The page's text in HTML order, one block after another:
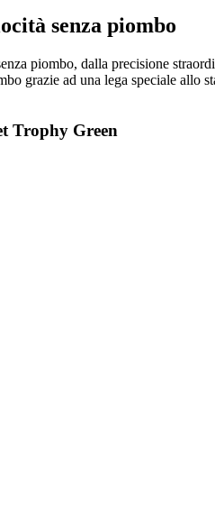
senza piombo
piombo, dalla precisione
grazie ad una lega speciale allo
Trophy Green